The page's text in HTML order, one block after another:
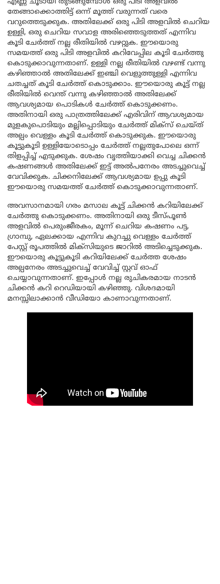
എണ്ണ ചൂടായി തുടങ്ങുമ്പോൾ ഒരു പിടി അളവിൽ
തേങ്ങാക്കൊത്തിട്ട് ഒന്ന് മൂത്ത് വരുന്നത് വരെ
വറുത്തെടുക്കുക. അതിലേക്ക് ഒരു പിടി അളവിൽ ചെറിയ
ഉള്ളി, ഒരു ചെറിയ സവാള അരിഞ്ഞെടുത്തത് എന്നിവ
കൂടി ചേർത്ത് നല്ല രീതിയിൽ വഴറ്റുക. ഈയൊരു
സമയത്ത് ഒരു പിടി അളവിൽ കറിവേപ്പില കൂടി ചേർത്തു
കൊടുക്കാവുന്നതാണ്. ഉള്ളി നല്ല രീതിയിൽ വഴണ്ട് വന്നു
കഴിഞ്ഞാൽ അതിലേക്ക് ഇഞ്ചി വെളുത്തുള്ളി എന്നിവ
ചതച്ചത് കൂടി ചേർത്ത് കൊടുക്കാം. ഈയൊരു കൂട്ട് നല്ല
രീതിയിൽ വെന്ത് വന്നു കഴിഞ്ഞാൽ അതിലേക്ക്
ആവശ്യമായ പൊടികൾ ചേർത്ത് കൊടുക്കണം.
അതിനായി ഒരു പാത്രത്തിലേക്ക് എരിവിന് ആവശ്യമായ
മുളകുപൊടിയും മല്ലിപ്പൊടിയും ചേർത്ത് മിക്സ് ചെയ്ത്
അല്പം വെള്ളം കൂടി ചേർത്ത് കൊടുക്കുക. ഈയൊരു
കൂട്ടുകൂടി ഉള്ളിയോടൊപ്പം ചേർത്ത് നല്ലതുപോലെ ഒന്ന്
തിളപ്പിച്ച് എടുക്കുക. ശേഷം വൃത്തിയാക്കി വെച്ച ചിക്കൻ
കഷണങ്ങൾ അതിലേക്ക് ഇട്ട് അൽപനേരം അടച്ചുവെച്ച്
വേവിക്കുക. ചിക്കനിലേക്ക് ആവശ്യമായ ഉപ്പു കൂടി
ഈയൊരു സമയത്ത് ചേർത്ത് കൊടുക്കാവുന്നതാണ്.
അവസാനമായി ഗരം മസാല കൂട്ട് ചിക്കൻ കറിയിലേക്ക്
ചേർത്തു കൊടുക്കണം. അതിനായി ഒരു ടീസ്പൂൺ
അളവിൽ പെരുംജീരകം, മൂന്ന് ചെറിയ കഷണം പട്ട,
ഗ്രാമ്പു, ഏലക്കായ എന്നിവ കുറച്ചു വെള്ളം ചേർത്ത്
പേസ്റ്റ് രൂപത്തിൽ മിക്സിയുടെ ജാറിൽ അടിച്ചെടുക്കുക.
ഈയൊരു കൂട്ടുകൂടി കറിയിലേക്ക് ചേർത്ത ശേഷം
അല്പനേരം അടച്ചുവെച്ച് വേവിച്ച് സ്റ്റവ് ഓഫ്
ചെയ്യാവുന്നതാണ്. ഇപ്പോൾ നല്ല രുചികരമായ നാടൻ
ചിക്കൻ കറി റെഡിയായി കഴിഞ്ഞു. വിശദമായി
മനസ്സിലാക്കാൻ വീഡിയോ കാണാവുന്നതാണ്.